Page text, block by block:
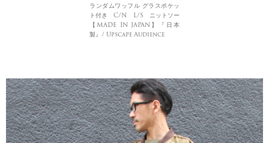
ランダムワッフル グラスポケッ
ト付き C/N L/S ニットソー
【MADE IN JAPAN】『日本
製』/ Upscape Audience